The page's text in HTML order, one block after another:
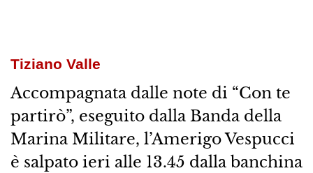
Tiziano Valle
Accompagnata dalle note di “Con te
partirò”, eseguito dalla Banda della
Marina Militare, l’Amerigo Vespucci
è salpato ieri alle 13.45 dalla banchina